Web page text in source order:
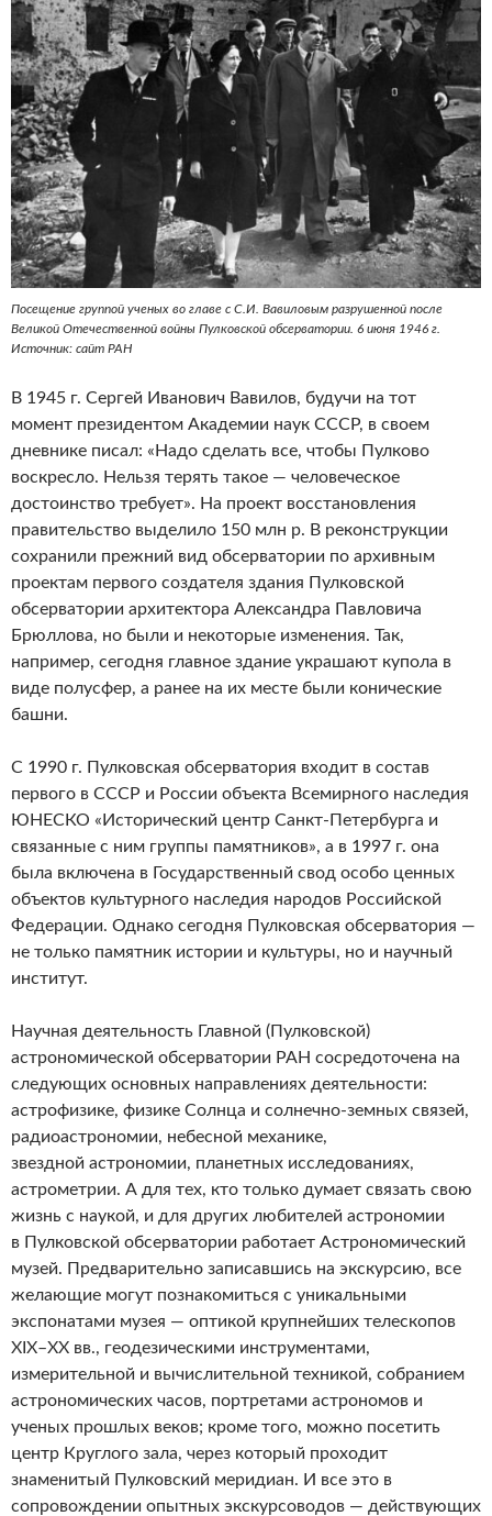
Посещение группой ученых во главе с С.И. Вавиловым разрушенной после
Великой Отечественной войны Пулковской обсерватории. 6 июня 1946 г.
Источник: сайт РАН
В 1945 г. Сергей Иванович Вавилов, будучи на тот
момент президентом Академии наук СССР, в своем
дневнике писал: «Надо сделать все, чтобы Пулково
воскресло. Нельзя терять такое — человеческое
достоинство требует». На проект восстановления
правительство выделило 150 млн р. В реконструкции
сохранили прежний вид обсерватории по архивным
проектам первого создателя здания Пулковской
обсерватории архитектора Александра Павловича
Брюллова, но были и некоторые изменения. Так,
например, сегодня главное здание украшают купола в
виде полусфер, а ранее на их месте были конические
башни.
С 1990 г. Пулковская обсерватория входит в состав
первого в СССР и России объекта Всемирного наследия
ЮНЕСКО «Исторический центр Санкт-Петербурга и
связанные с ним группы памятников», а в 1997 г. она
была включена в Государственный свод особо ценных
объектов культурного наследия народов Российской
Федерации. Однако сегодня Пулковская обсерватория —
не только памятник истории и культуры, но и научный
институт.
Научная деятельность Главной (Пулковской)
астрономической обсерватории РАН сосредоточена на
следующих основных направлениях деятельности:
астрофизике, физике Солнца и солнечно-земных связей,
радиоастрономии, небесной механике,
звездной астрономии, планетных исследованиях,
астрометрии. А для тех, кто только думает связать свою
жизнь с наукой, и для других любителей астрономии
в Пулковской обсерватории работает Астрономический
музей. Предварительно записавшись на экскурсию, все
желающие могут познакомиться с уникальными
экспонатами музея — оптикой крупнейших телескопов
XIX–XX вв., геодезическими инструментами,
измерительной и вычислительной техникой, собранием
астрономических часов, портретами астрономов и
ученых прошлых веков; кроме того, можно посетить
центр Круглого зала, через который проходит
знаменитый Пулковский меридиан. И все это в
сопровождении опытных экскурсоводов — действующих